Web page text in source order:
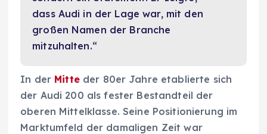
dass Audi in der Lage war, mit den
großen Namen der Branche
mitzuhalten.“
In der Mitteder 80er Jahre etablierte sich
der Audi 200 als fester Bestandteil der
oberen Mittelklasse. Seine Positionierung im
Marktumfeld der damaligen Zeit war